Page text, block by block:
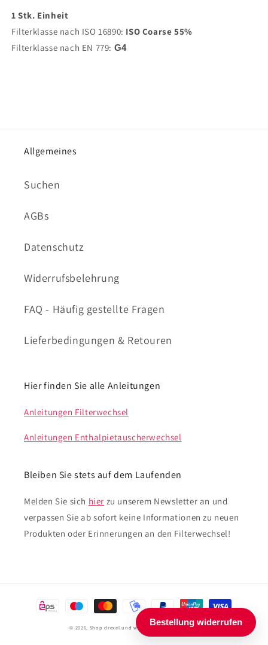
1 Stk. Einheit
Filterklasse nach ISO 16890: ISO Coarse 55%
Filterklasse nach EN 779: G4
Allgemeines
Suchen
AGBs
Datenschutz
Widerrufsbelehrung
FAQ - Häufig gestellte Fragen
Lieferbedingungen & Retouren
Hier finden Sie alle Anleitungen
Anleitungen Filterwechsel
Anleitungen Enthalpietauscherwechsel
Bleiben Sie stets auf dem Laufenden
Melden Sie sich hier zu unserem Newsletter an und
verpassen Sie ab sofort keine Informationen zu neuen
Produkten oder Erinnerungen an den Filterwechsel!
Zahlungsmethoden
© 2026, Shop drexel und weiss Powered by Shopify